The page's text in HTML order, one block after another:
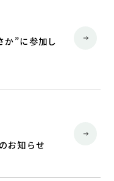
”に参加し
お知らせ